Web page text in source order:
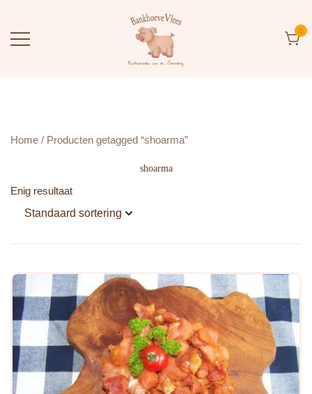
inhoud
0
Home / Producten getagged “shoarma”
shoarma
Enig resultaat